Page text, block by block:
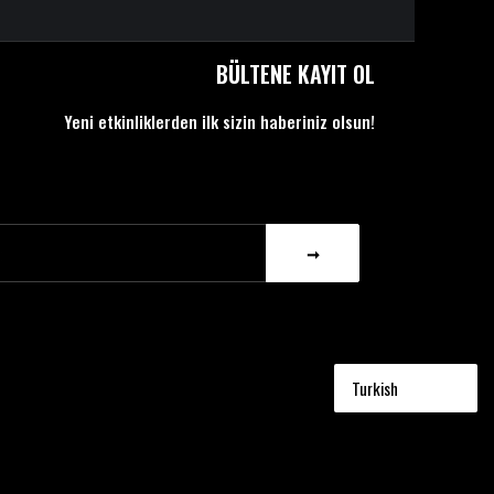
BÜLTENE KAYIT OL
Yeni etkinliklerden ilk sizin haberiniz olsun!